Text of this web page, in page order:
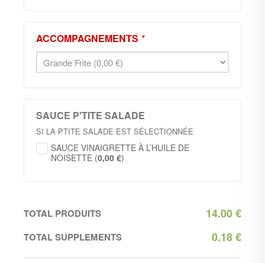
ACCOMPAGNEMENTS *
SAUCE P'TITE SALADE
SI LA PTITE SALADE EST SÉLECTIONNÉE
SAUCE VINAIGRETTE À L’HUILE DE
NOISETTE (0,00 €)
TOTAL PRODUITS 14.00€
TOTAL SUPPLEMENTS 0.18€